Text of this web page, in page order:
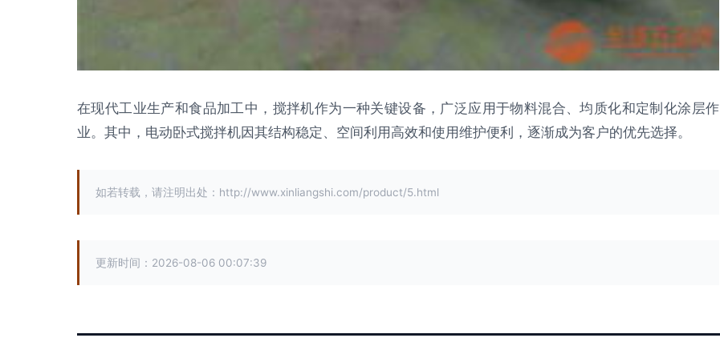
在现代工业生产和食品加工中，搅拌机作为一种关键设备，广泛应用于物料混合、均质化和定制化涂层作
业。其中，电动卧式搅拌机因其结构稳定、空间利用高效和使用维护便利，逐渐成为客户的优先选择。
如若转载，请注明出处：http://www.xinliangshi.com/product/5.html
更新时间：2026-08-06 00:07:39